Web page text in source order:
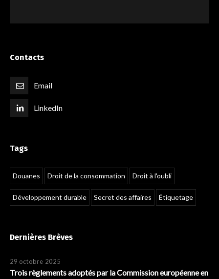
Contacts
Email
LinkedIn
Tags
Douanes Droit de la consommation Droit à l'oubli
Développement durable Secret des affaires Étiquetage
Dernières Brèves
29 octobre 2025
Trois règlements adoptés par la Commission européenne en